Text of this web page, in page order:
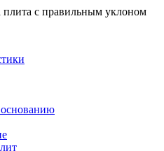
плита с правильным уклоном